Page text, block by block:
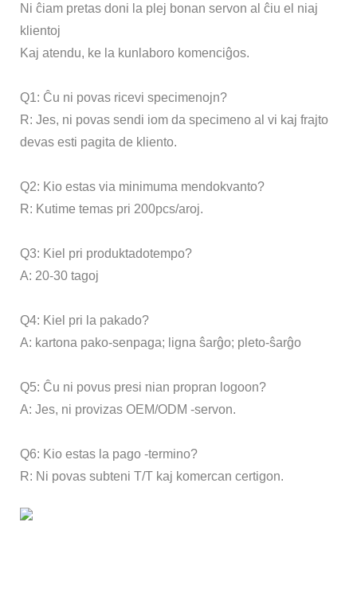
Ni ĉiam pretas doni la plej bonan servon al ĉiu el niaj
klientoj
Kaj atendu, ke la kunlaboro komenciĝos.
Q1: Ĉu ni povas ricevi specimenojn?
R: Jes, ni povas sendi iom da specimeno al vi kaj frajto
devas esti pagita de kliento.
Q2: Kio estas via minimuma mendokvanto?
R: Kutime temas pri 200pcs/aroj.
Q3: Kiel pri produktadotempo?
A: 20-30 tagoj
Q4: Kiel pri la pakado?
A: kartona pako-senpaga; ligna ŝarĝo; pleto-ŝarĝo
Q5: Ĉu ni povus presi nian propran logoon?
A: Jes, ni provizas OEM/ODM -servon.
Q6: Kio estas la pago -termino?
R: Ni povas subteni T/T kaj komercan certigon.